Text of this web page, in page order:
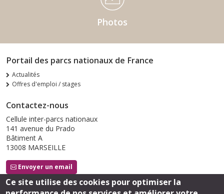
Photos
Portail des parcs nationaux de France
Actualités
Offres d'emploi / stages
Contactez-nous
Cellule inter-parcs nationaux
141 avenue du Prado
Bâtiment A
13008 MARSEILLE
Envoyer un email
Ce site utilise des cookies pour optimiser la